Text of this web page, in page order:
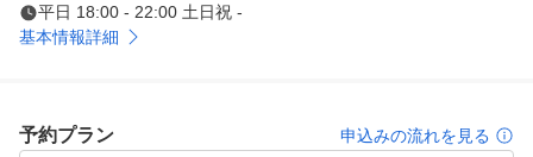
料金は明確です。
対応可能です（空席時のみ）。
平日 18:00 - 22:00 土日祝 -
基本情報詳細
予約プラン 申込みの流れを見る